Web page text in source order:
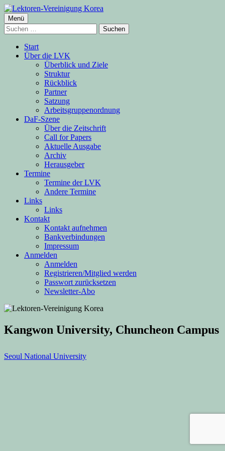
Springe
zum
Inhalt
Lektoren-Vereinigung Korea
Primäres
Menü
Menü
Suchen
nach:
Start
Über die LVK
Überblick und Ziele
Struktur
Rückblick
Partner
Satzung
Arbeitsgruppenordnung
DaF-Szene
Über die Zeitschrift
Call for Papers
Aktuelle Ausgabe
Archiv
Herausgeber
Termine
Termine der LVK
Andere Termine
Links
Links
Kontakt
Kontakt aufnehmen
Bankverbindungen
Impressum
Anmelden
Anmelden
Registrieren/Mitglied werden
Passwort zurücksetzen
Newsletter-Abo
Kangwon University, Chuncheon Campus
Beitragsnavigation
Nächster
Seoul National University